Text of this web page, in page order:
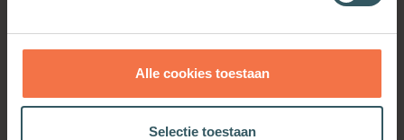
Alle cookies toestaan
Selectie toestaan
OOK INTERESSANT